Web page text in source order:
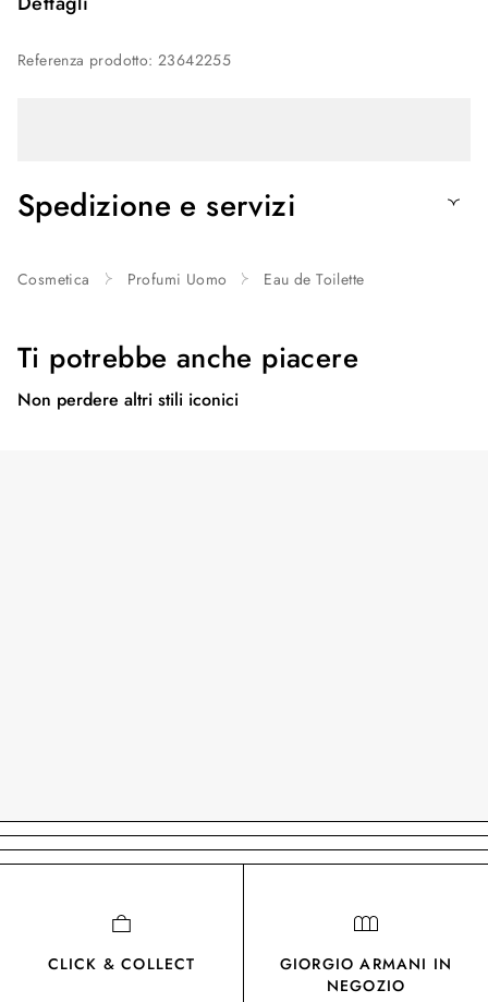
Referenza prodotto:23642255
Spedizione e servizi
Cosmetica Profumi Uomo Eau de Toilette
Ti potrebbe anche piacere
Non perdere altri stili iconici
CLICK & COLLECT
GIORGIO ARMANI IN
NEGOZIO